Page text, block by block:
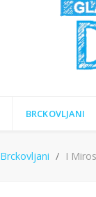
BRCKOVLJANI
Brckovljani I